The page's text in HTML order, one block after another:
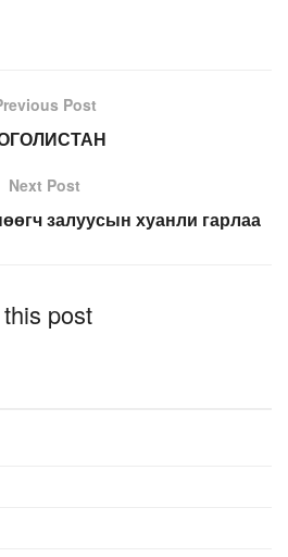
Post
Next Post
залуусын хуанли гарлаа
post